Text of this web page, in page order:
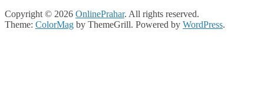
Copyright © 2026 OnlinePrahar. All rights reserved.
Theme: ColorMag by ThemeGrill. Powered by WordPress.